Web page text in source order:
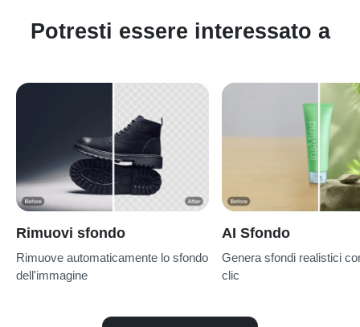
Potresti essere interessato a
Rimuovi sfondo
Rimuove automaticamente lo sfondo
dell'immagine
AI Sfondo
Genera sfondi realistici
clic